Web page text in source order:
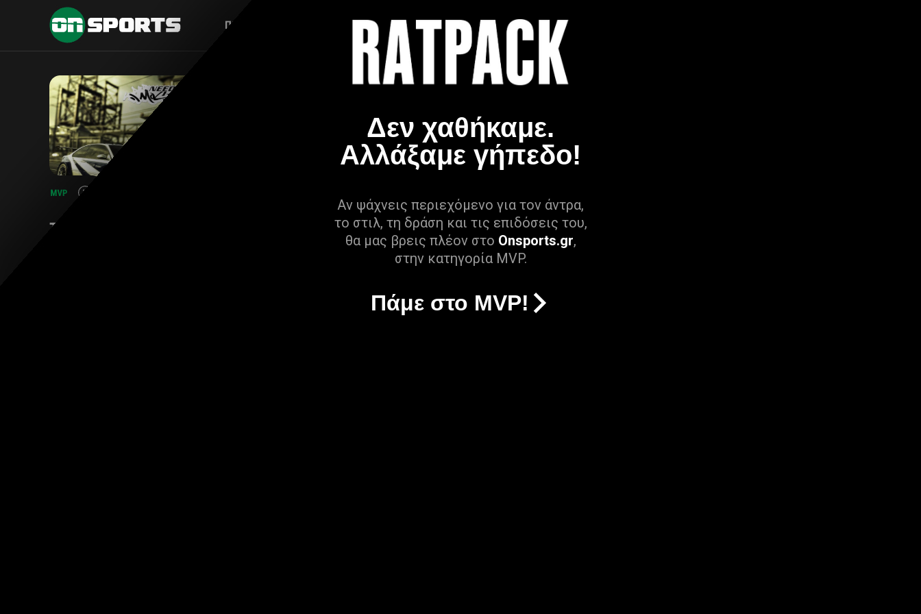
Δεν χαθήκαμε.
Αλλάξαμε γήπεδο!
Αν ψάχνεις περιεχόμενο για τον άντρα,
το στιλ, τη δράση και τις επιδόσεις του,
θα μας βρεις πλέον στο Onsports.gr,
στην κατηγορία MVP.
Πάμε στο MVP!